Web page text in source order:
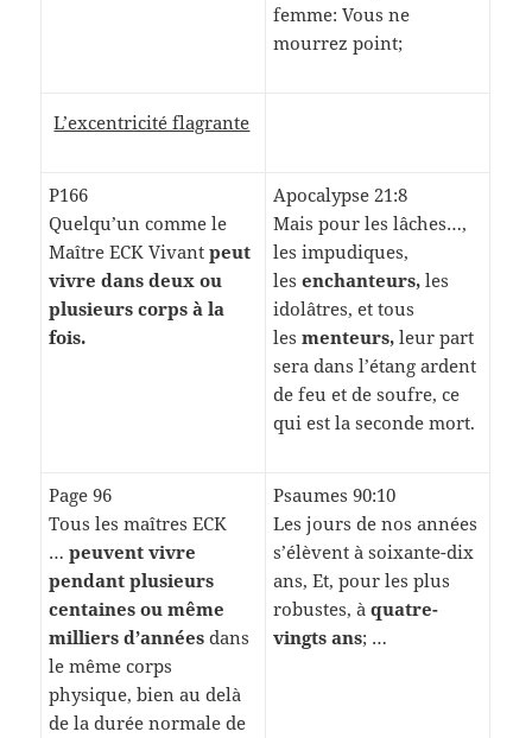
femme: Vous ne
mourrez point;
L’excentricité flagrante
P166
Quelqu’un comme le
Maître ECK Vivantpeut
vivre dans deux ou
plusieurs corps à la
fois.
Apocalypse 21:8
Mais pour les lâches…,
les impudiques,
lesenchanteurs, les
idolâtres, et tous
lesmenteurs, leur part
sera dans l’étang ardent
de feu et de soufre, ce
qui est la seconde mort.
Page 96
Tous les maîtres ECK
…peuvent vivre
pendant plusieurs
centaines ou même
milliers d’années dans
le même corps
physique, bien au delà
de la durée normale de
Psaumes 90:10
Les jours de nos années
s’élèvent à soixante-dix
ans, Et, pour les plus
robustes, àquatre-
vingts ans; …